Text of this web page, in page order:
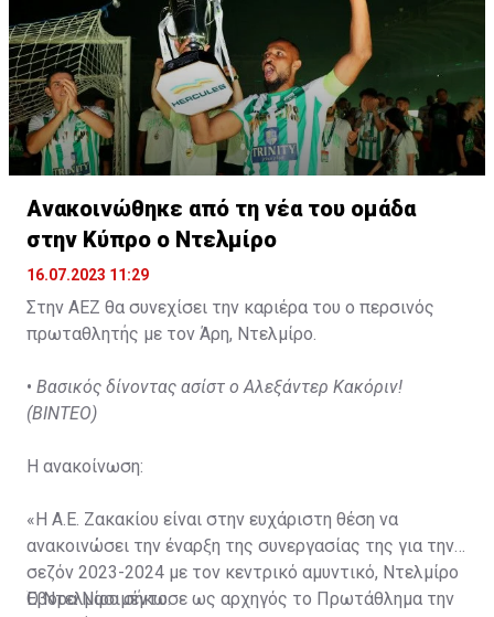
Ανακοινώθηκε από τη νέα του ομάδα
στην Κύπρο ο Ντελμίρο
16.07.2023 11:29
Στην ΑΕΖ θα συνεχίσει την καριέρα του ο περσινός
πρωταθλητής με τον Άρη, Ντελμίρο.
• Βασικός δίνοντας ασίστ ο Αλεξάντερ Κακόριν!
(ΒΙΝΤΕΟ)
Η ανακοίνωση:
«Η Α.Ε. Ζακακίου είναι στην ευχάριστη θέση να
ανακοινώσει την έναρξη της συνεργασίας της για την
σεζόν 2023-2024 με τον κεντρικό αμυντικό, Ντελμίρο
Έβορα Νασιμέντο.
Ο Ντελμίρο σήκωσε ως αρχηγός το Πρωτάθλημα την